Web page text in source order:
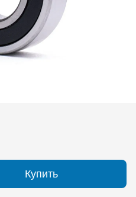
Купить